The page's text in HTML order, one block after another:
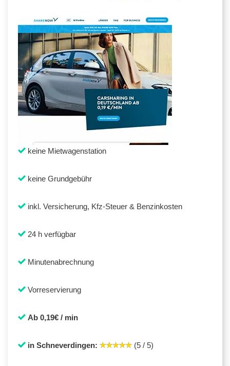
keine Mietwagenstation
keine Grundgebühr
inkl. Versicherung, Kfz-Steuer & Benzinkosten
24 h verfügbar
Minutenabrechnung
Vorreservierung
Ab 0,19€ / min
in Schneverdingen: (5 / 5)